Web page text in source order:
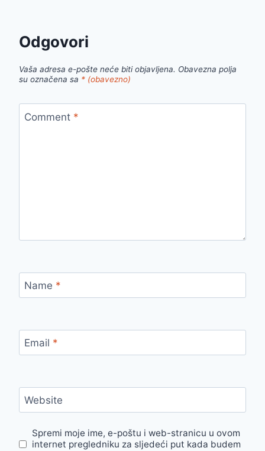
Odgovori
Vaša adresa e-pošte neće biti objavljena. Obavezna polja
su označena sa * (obavezno)
Comment *
Name *
Email *
Website
Spremi moje ime, e-poštu i web-stranicu u ovom
internet pregledniku za sljedeći put kada budem